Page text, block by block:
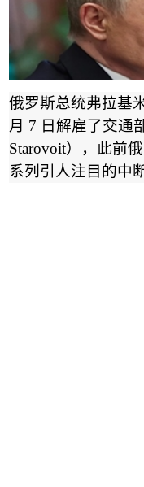
俄罗斯总统弗拉基
月 7 日解雇了交通
Starovoit），此前
系列引人注目的中断